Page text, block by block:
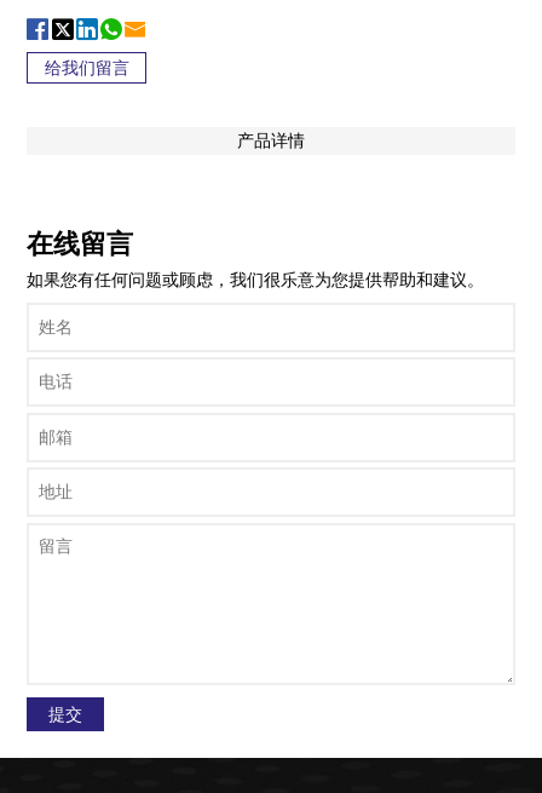
给我们留言
产品详情
在线留言
如果您有任何问题或顾虑，我们很乐意为您提供帮助和建议。